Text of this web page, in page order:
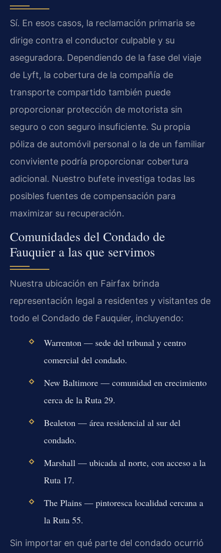
Sí. En esos casos, la reclamación primaria se
dirige contra el conductor culpable y su
aseguradora. Dependiendo de la fase del viaje
de Lyft, la cobertura de la compañía de
transporte compartido también puede
proporcionar protección de motorista sin
seguro o con seguro insuficiente. Su propia
póliza de automóvil personal o la de un familiar
conviviente podría proporcionar cobertura
adicional. Nuestro bufete investiga todas las
posibles fuentes de compensación para
maximizar su recuperación.
Comunidades del Condado de
Fauquier a las que servimos
Nuestra ubicación en Fairfax brinda
representación legal a residentes y visitantes de
todo el Condado de Fauquier, incluyendo:
Warrenton — sede del tribunal y centro
comercial del condado.
New Baltimore — comunidad en crecimiento
cerca de la Ruta 29.
Bealeton — área residencial al sur del
condado.
Marshall — ubicada al norte, con acceso a la
Ruta 17.
The Plains — pintoresca localidad cercana a
la Ruta 55.
Sin importar en qué parte del condado ocurrió